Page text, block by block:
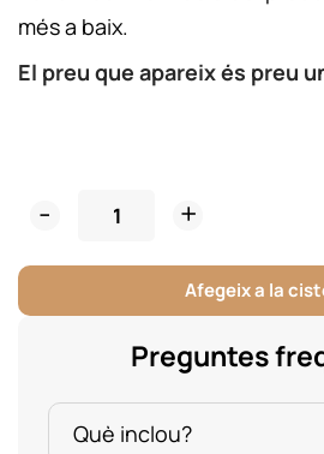
més a baix.
El preu que apareix és preu
Siluetas
Afegeix a la
Preguntes
Què inclou?